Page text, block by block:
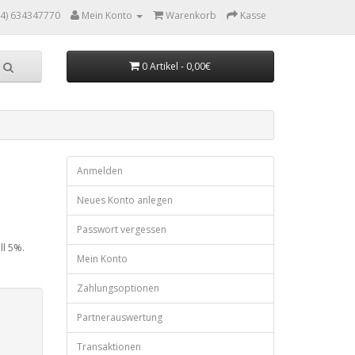
634347770 Mein Konto Warenkorb Kasse
0 Artikel - 0,00€
5%.
Anmelden
Neues Konto anlegen
Passwort vergessen
Mein Konto
Zahlungsoptionen
Partnerauswertung
Transaktionen